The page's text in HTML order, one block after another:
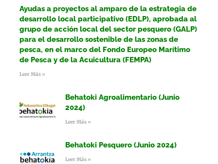
Ayudas a proyectos al amparo de la estrategia de
desarrollo local participativo (EDLP), aprobada al
grupo de acción local del sector pesquero (GALP)
para el desarrollo sostenible de las zonas de
pesca, en el marco del Fondo Europeo Marítimo
de Pesca y de la Acuicultura (FEMPA)
Leer Más »
Behatoki Agroalimentario (Junio
2024)
Leer Más »
Behatoki Pesquero (Junio 2024)
Leer Más »